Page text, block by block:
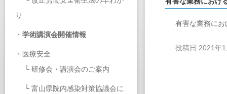
り
・ 学術講演会開催情報
・ 医療安全
└ 研修会・講演会のご案内
└ 富山県院内感染対策協議会に
有害な業務に
投稿日 2021年